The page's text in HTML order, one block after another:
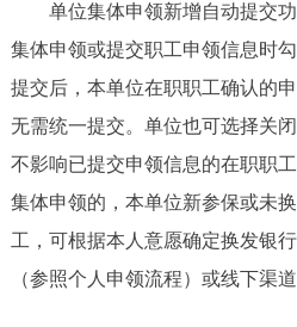
便民服务 利企服
中介服务 阳光政
12345网上接诉即办 我
参与调查 在线访
单位集体申领新增自动提交功
集体申领或提交职工申领信息时
提交后，本单位在职职工确认的
无需统一提交。单位也可选择关
不影响已提交申领信息的在职职
集体申领的，本单位新参保或未
工，可根据本人意愿确定换发银
（参照个人申领流程）或线下渠